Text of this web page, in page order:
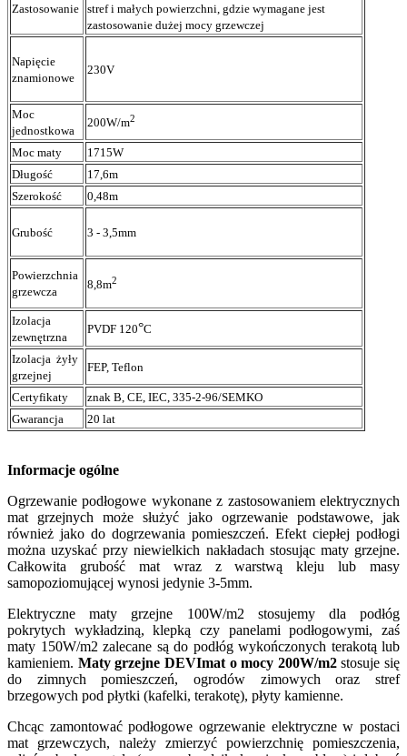
Zastosowanie stref i małych powierzchni, gdzie wymagane jest
zastosowanie dużej mocy grzewczej
Napięcie
znamionowe
230V
Moc
jednostkowa
200W/m2
Moc maty
1715W
Długość
17,6m
Szerokość
0,48m
Grubość 3 - 3,5mm
Powierzchnia
grzewcza
8,8m2
Izolacja
zewnętrzna
PVDF 120°C
Izolacja żyły
grzejnej
FEP, Teflon
Certyfikaty
znak B, CE, IEC, 335-2-96/SEMKO
Gwarancja
20 lat
Informacje ogólne
Ogrzewanie podłogowe wykonane z zastosowaniem elektrycznych
mat grzejnych może służyć jako ogrzewanie podstawowe, jak
również jako do dogrzewania pomieszczeń. Efekt ciepłej podłogi
można uzyskać przy niewielkich nakładach stosując maty grzejne.
Całkowita grubość mat wraz z warstwą kleju lub masy
samopoziomującej wynosi jedynie 3-5mm.
Elektryczne maty grzejne 100W/m2 stosujemy dla podłóg
pokrytych wykładziną, klepką czy panelami podłogowymi, zaś
maty 150W/m2 zalecane są do podłóg wykończonych terakotą lub
kamieniem. Maty grzejne DEVImat o mocy 200W/m2stosuje się
do zimnych pomieszczeń, ogrodów zimowych oraz stref
brzegowych pod płytki (kafelki, terakotę), płyty kamienne.
Chcąc zamontować podłogowe ogrzewanie elektryczne w postaci
mat grzewczych, należy zmierzyć powierzchnię pomieszczenia,